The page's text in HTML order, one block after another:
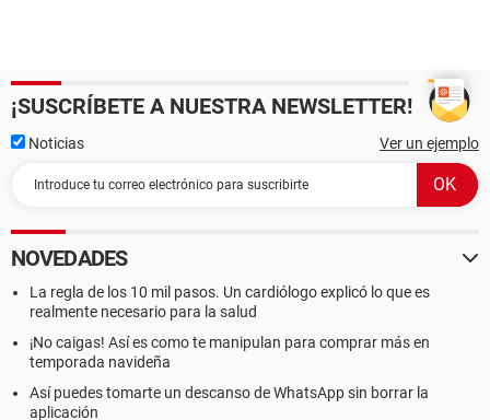
¡SUSCRÍBETE A NUESTRA NEWSLETTER!
Noticias Ver un ejemplo
NOVEDADES
La regla de los 10 mil pasos. Un cardiólogo explicó lo que es
realmente necesario para la salud
¡No caigas! Así es como te manipulan para comprar más en
temporada navideña
Así puedes tomarte un descanso de WhatsApp sin borrar la
aplicación